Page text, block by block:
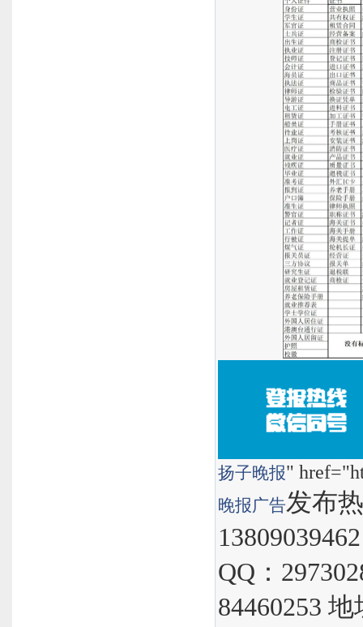
扬子晚报"
晚报广告发布
QQ：
84460253